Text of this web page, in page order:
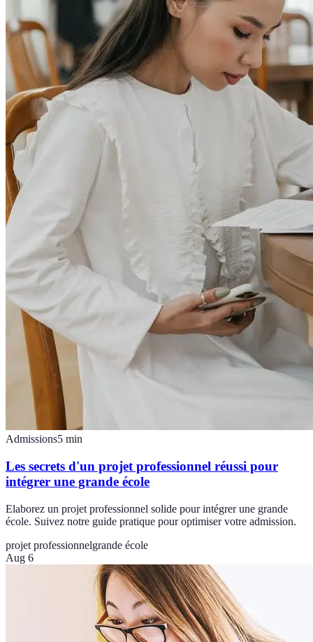
Admissions5 min
Les secrets d'un projet professionnel réussi pour
intégrer une grande école
Elaborez un projet professionnel solide pour intégrer une grande
école. Suivez notre guide pratique pour optimiser votre admission.
projet professionnelgrande école
Aug 6